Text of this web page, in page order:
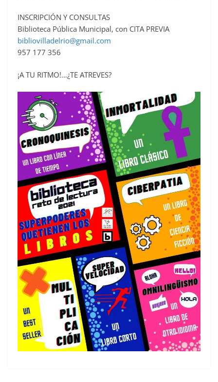
INSCRIPCIÓN Y CONSULTAS
Biblioteca Pública Municipal, con CITA PREVIA
bibliovilladelrio@gmail.com
957 177 356
¡A TU RITMO!…¿TE ATREVES?